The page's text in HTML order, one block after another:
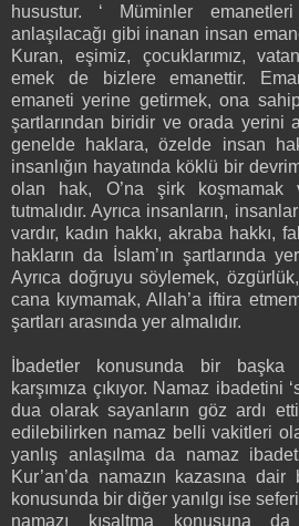
husustur. ‘ Müminler
anlaşılacağı gibi inanan insan
Kuran, eşimiz, çocuklarımız,
emek de bizlere emanettir.
emaneti yerine getirmek, ona sahip
şartlarından biridir ve orada yerini
genelde haklara, özelde insan
insanlığın hayatında köklü bir
olan hak, O’na şirk koşmamak
tutmalıdır. Ayrıca insanların,
vardır, kadın hakkı, akraba hakkı,
hakların da İslam’ın şartlarında
Ayrıca doğruyu söylemek,
cana kıymamak, Allah’a iftira
şartları arasında yer almalıdır.
İbadetler konusunda bir başka
karşımıza çıkıyor. Namaz ibadetini
dua olarak sayanların göz ardı
edilebilirken namaz belli vakitleri
yanlış anlaşılma da namaz
Kur’an’da namazın kazasına
konusunda bir diğer yanılgı ise
namazı kısaltma konusuna